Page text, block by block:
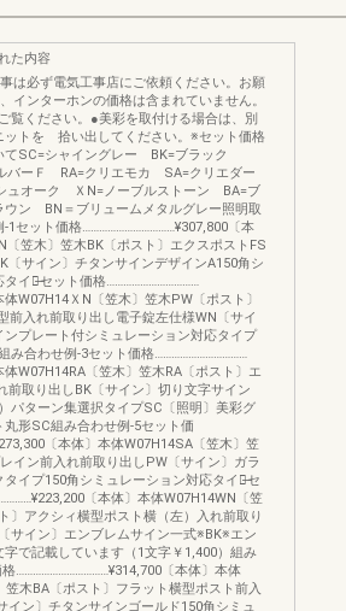
た内容
は必ず電気工事店にご依頼ください。お願
インターホンの価格は含まれていません。
覧ください。●美彩を取付ける場合は、別
ットを 拾い出してください。※セット価格
てSC=シャイングレー BK=ブラック
バーＦ RA=クリエモカ SA=クリエダー
ュオーク ＸN=ノーブルストーン BA=ブ
ウン BN＝ブリュームメタルグレー照明取
-1セット価格……………………………¥307,800〔本
〔笠木〕笠木BK〔ポスト〕エクスポストFS
〔サイン〕チタンサインデザインA150角シ
タイプ̶セット価格……………………………
W07H14ＸN〔笠木〕笠木PW〔ポスト〕
前入れ前取り出し電子錠左仕様WN〔サイ
ンプレート付シミュレーション対応タイプ
み合わせ例-3セット価格……………………………
W07H14RA〔笠木〕笠木RA〔ポスト〕エ
前取り出しBK〔サイン〕切り文字サイン
パターン集選択タイプSC〔照明〕美彩グ
丸形SC組み合わせ例-5セット価
〔本体〕本体W07H14SA〔笠木〕笠
イン前入れ前取り出しPW〔サイン〕ガラ
イプ150角シミュレーション対応タイプ̶セ
〔本体〕本体W07H14WN〔笠
〕アクシィ横型ポスト横（左）入れ前取り
サイン〕エンブレムサイン一式※BK※エン
字で記載しています（1文字￥1,400）組み
格……………………………¥314,700〔本体〕本体
笠木BA〔ポスト〕フラット横型ポスト前入
イン〕チタンサインゴールド150角シミュ